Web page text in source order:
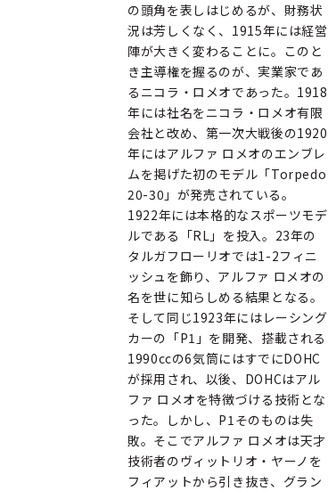
の頭角を表しはじめるが、財務状
況は芳しくなく、1915年には経営
陣が大きく変わることに。このと
き主導権を握るのが、実業家であ
るニコラ・ロメオであった。1918
年には社名をニコラ・ロメオ有限
会社と改め、第一次大戦後の1920
年にはアルファ ロメオのエンブレ
ムを掲げた初のモデル「Torpedo
20-30」が発売されている。
1922年には本格的なスポーツモデ
ルである「RL」を投入。23年の
タルガフローリオでは1-2フィニ
ッシュを飾り、アルファ ロメオの
名を世に知らしめる結果となる。
そして同じ1923年にはレーシング
カーの「P1」を開発、搭載される
1990ccの6気筒にはすでにDOHC
が採用され、以後、DOHCはアル
ファ ロメオを特徴づける技術とな
った。しかし、P1そのものは失
敗。そこでアルファ ロメオは天才
技術者のヴィットリオ・ヤーノを
フィアットから引き抜き、グラン